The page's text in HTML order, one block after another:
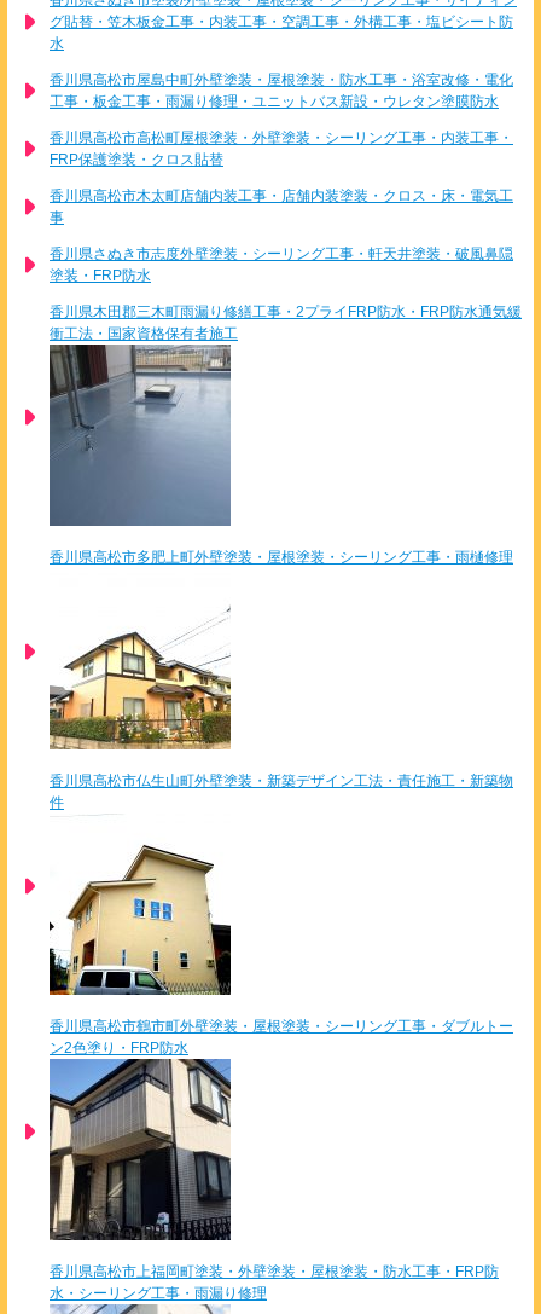
グ貼替・笠木板金工事・内装工事・空調工事・外構工事・塩ビシート防
水
香川県高松市屋島中町外壁塗装・屋根塗装・防水工事・浴室改修・電化
工事・板金工事・雨漏り修理・ユニットバス新設・ウレタン塗膜防水
香川県高松市高松町屋根塗装・外壁塗装・シーリング工事・内装工事・
FRP保護塗装・クロス貼替
香川県高松市木太町店舗内装工事・店舗内装塗装・クロス・床・電気工
事
香川県さぬき市志度外壁塗装・シーリング工事・軒天井塗装・破風鼻隠
塗装・FRP防水
香川県木田郡三木町雨漏り修繕工事・2プライFRP防水・FRP防水通気緩
衝工法・国家資格保有者施工
香川県高松市多肥上町外壁塗装・屋根塗装・シーリング工事・雨樋修理
香川県高松市仏生山町外壁塗装・新築デザイン工法・責任施工・新築物
件
香川県高松市鶴市町外壁塗装・屋根塗装・シーリング工事・ダブルトー
ン2色塗り・FRP防水
香川県高松市上福岡町塗装・外壁塗装・屋根塗装・防水工事・FRP防
水・シーリング工事・雨漏り修理